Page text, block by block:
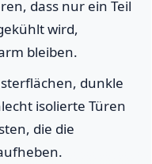
dass nur ein Teil
wird,
bleiben.
dunkle
isolierte Türen
die die